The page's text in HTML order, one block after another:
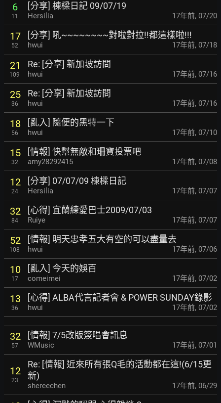
6
11
[分享] 棟樑日記 09/07/19
Hersilia 17年前, 07/20
17
52
[分享] 吼~~~~~~~~對啦對拉!!都這樣啦!!!
hwui 17年前, 07/18
21
109
Re: [分享] 新加坡訪問
hwui 17年前, 07/16
25
36
Re: [分享] 新加坡訪問
hwui 17年前, 07/16
18
56
[亂入] 隨便的黑特一下
hwui 17年前, 07/10
15
32
[情報] 快幫無敵和珊寶投票吧
amy28292415 17年前, 07/08
12
24
[分享] 07/07/09 棟樑日記
Hersilia 17年前, 07/07
32
84
[心得] 宜蘭練愛巴士2009/07/03
Ruiye 17年前, 07/07
52
108
[情報] 明天忠孝五大有空的可以盡量去
hwui 17年前, 07/06
10
17
[亂入] 今天的娛百
comeimei 17年前, 07/02
13
36
[心得] ALBA代言記者會 & POWER SUNDAY錄影
hwui 17年前, 07/02
32
57
[情報] 7/5改版簽唱會訊息
WMusic 17年前, 07/01
12
23
Re: [情報] 近來所有張Q毛的活動都在這!(6/15更
新)
shereechen 17年前, 06/29